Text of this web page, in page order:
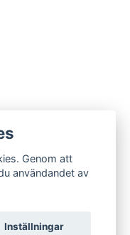
Genom att
användandet av
Inställningar